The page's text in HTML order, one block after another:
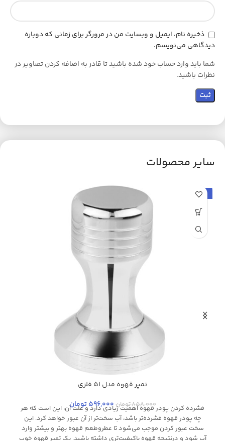
ذخیره نام، ایمیل و وبسایت من در مرورگر برای زمانی که دوباره
دیدگاهی می‌نویسم.
شما باید وارد حساب خود شده باشید تا قادر به اضافه کردن تصاویر در
نظرات باشید.
سایر محصولات
حراج
تمپر قهوه مدل 51 فلزی
858,000تومان596,000 تومان
فشرده کردن پودر قهوه اهمیت زیادی دارد و علت آن، این است که هر
چه پودر قهوه فشرده‌تر باشد، آب سخت‌تر از آن عبور خواهد کرد. این
سخت عبور کردن موجب می‌شود تا عطروطعم قهوه بهتر و بیشتر وارد
آب شود و درنتیجه قهوه باکیفیت‌تری داشته باشید. یک تمپر قهوه خوب